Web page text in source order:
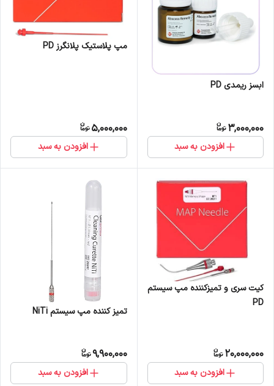
ابسز ریمدی PD
3,000,000
افزودن به سبد
مپ پلاستیک پلانگرز PD
5,000,000
افزودن به سبد
کیت سری و تمیزکننده مپ سیستم
PD
20,000,000
افزودن به سبد
تمیز کننده مپ سیستم NiTi
9,900,000
افزودن به سبد